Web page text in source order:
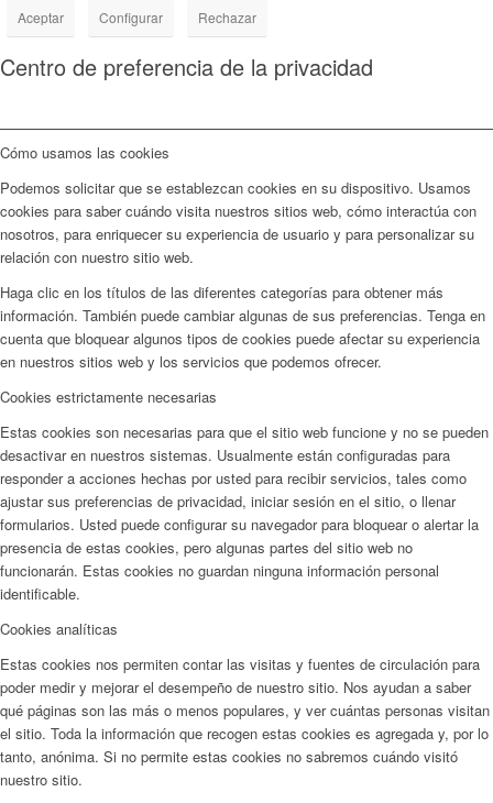
Aceptar Configurar Rechazar
Centro de preferencia de la privacidad
Cómo usamos las cookies
Podemos solicitar que se establezcan cookies en su dispositivo. Usamos
cookies para saber cuándo visita nuestros sitios web, cómo interactúa con
nosotros, para enriquecer su experiencia de usuario y para personalizar su
relación con nuestro sitio web.
Haga clic en los títulos de las diferentes categorías para obtener más
información. También puede cambiar algunas de sus preferencias. Tenga en
cuenta que bloquear algunos tipos de cookies puede afectar su experiencia
en nuestros sitios web y los servicios que podemos ofrecer.
Cookies estrictamente necesarias
Estas cookies son necesarias para que el sitio web funcione y no se pueden
desactivar en nuestros sistemas. Usualmente están configuradas para
responder a acciones hechas por usted para recibir servicios, tales como
ajustar sus preferencias de privacidad, iniciar sesión en el sitio, o llenar
formularios. Usted puede configurar su navegador para bloquear o alertar la
presencia de estas cookies, pero algunas partes del sitio web no
funcionarán. Estas cookies no guardan ninguna información personal
identificable.
Cookies analíticas
Estas cookies nos permiten contar las visitas y fuentes de circulación para
poder medir y mejorar el desempeño de nuestro sitio. Nos ayudan a saber
qué páginas son las más o menos populares, y ver cuántas personas visitan
el sitio. Toda la información que recogen estas cookies es agregada y, por lo
tanto, anónima. Si no permite estas cookies no sabremos cuándo visitó
nuestro sitio.